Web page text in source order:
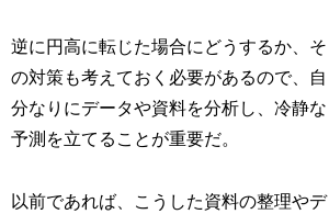
逆に円高に転じた場合にどうするか、そ
の対策も考えておく必要があるので、自
分なりにデータや資料を分析し、冷静な
予測を立てることが重要だ。
以前であれば、こうした資料の整理やデ